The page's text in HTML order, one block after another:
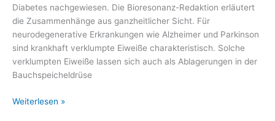
Diabetes nachgewiesen. Die Bioresonanz-Redaktion erläutert
die Zusammenhänge aus ganzheitlicher Sicht. Für
neurodegenerative Erkrankungen wie Alzheimer und Parkinson
sind krankhaft verklumpte Eiweiße charakteristisch. Solche
verklumpten Eiweiße lassen sich auch als Ablagerungen in der
Bauchspeicheldrüse
Was
Weiterlesen »